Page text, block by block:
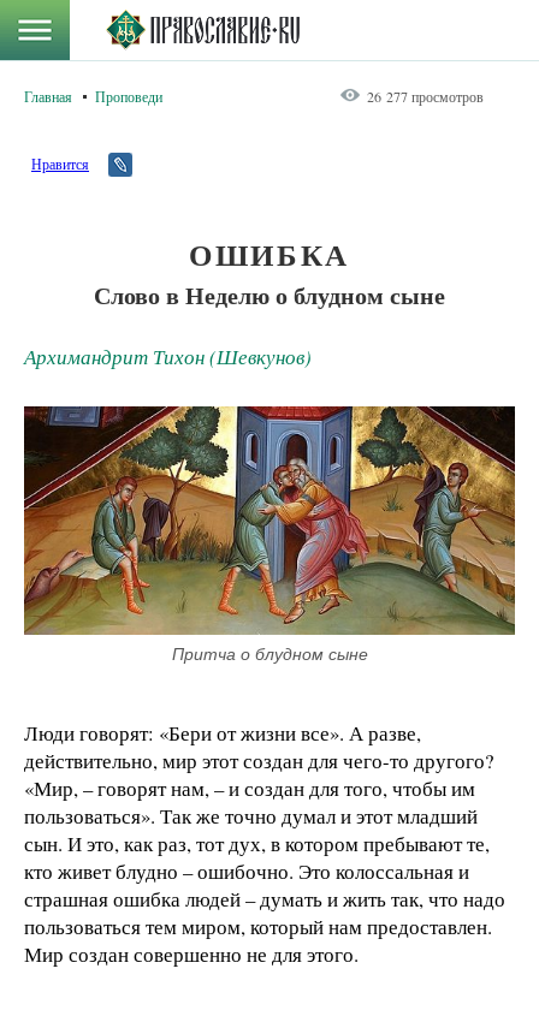
Главная Проповеди 26 277 просмотров
Нравится
ОШИБКА
Слово в Неделю о блудном сыне
Архимандрит Тихон (Шевкунов)
Притча о блудном сыне
Люди говорят: «Бери от жизни все». А разве,
действительно, мир этот создан для чего-то другого?
«Мир, – говорят нам, – и создан для того, чтобы им
пользоваться». Так же точно думал и этот младший
сын. И это, как раз, тот дух, в котором пребывают те,
кто живет блудно – ошибочно. Это колоссальная и
страшная ошибка людей – думать и жить так, что надо
пользоваться тем миром, который нам предоставлен.
Мир создан совершенно не для этого.